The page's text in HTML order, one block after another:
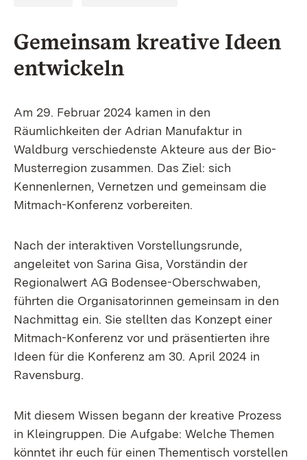
Gemeinsam kreative Ideen
entwickeln
Am 29. Februar 2024 kamen in den
Räumlichkeiten der Adrian Manufaktur in
Waldburg verschiedenste Akteure aus der Bio-
Musterregion zusammen. Das Ziel: sich
Kennenlernen, Vernetzen und gemeinsam die
Mitmach-Konferenz vorbereiten.
Nach der interaktiven Vorstellungsrunde,
angeleitet von Sarina Gisa, Vorständin der
Regionalwert AG Bodensee-Oberschwaben,
führten die Organisatorinnen gemeinsam in den
Nachmittag ein. Sie stellten das Konzept einer
Mitmach-Konferenz vor und präsentierten ihre
Ideen für die Konferenz am 30. April 2024 in
Ravensburg.
Mit diesem Wissen begann der kreative Prozess
in Kleingruppen. Die Aufgabe: Welche Themen
könntet ihr euch für einen Thementisch vorstellen